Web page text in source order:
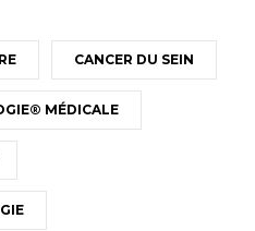
CANCER DU SEIN
MÉDICALE